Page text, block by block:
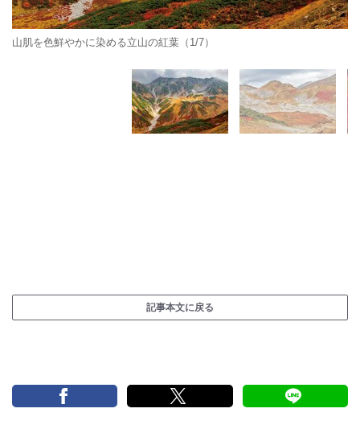
山肌を色鮮やかに染める立山の紅葉（1/7）
記事本文に戻る